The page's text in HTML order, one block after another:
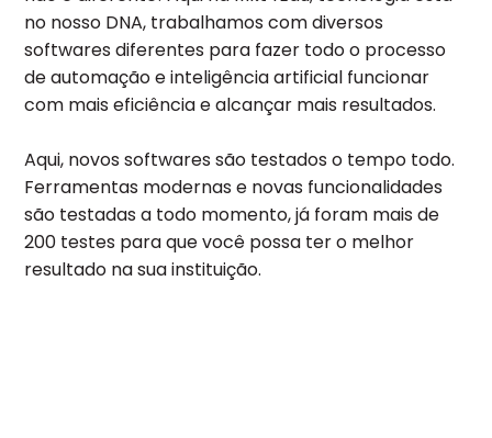
no nosso DNA, trabalhamos com diversos
softwares diferentes para fazer todo o processo
de automação e inteligência artificial funcionar
com mais eficiência e alcançar mais resultados.
Aqui, novos softwares são testados o tempo todo.
Ferramentas modernas e novas funcionalidades
são testadas a todo momento, já foram mais de
200 testes para que você possa ter o melhor
resultado na sua instituição.